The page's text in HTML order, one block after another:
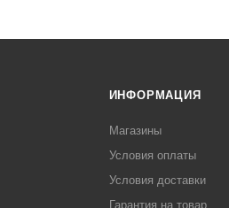
ИНФОРМАЦИЯ
Магазины
Условия оплаты
Условия доставки
Гарантия на товар